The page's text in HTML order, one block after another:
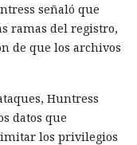
señaló que
ramas del registro,
de que los archivos
Huntress
datos que
los privilegios